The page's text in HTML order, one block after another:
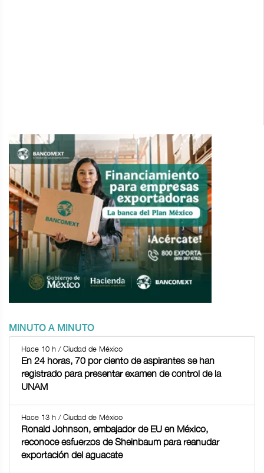
MINUTO A MINUTO
Hace 10 h / Ciudad de México
En 24 horas, 70 por ciento de aspirantes se han
registrado para presentar examen de control de la
UNAM
Hace 13 h / Ciudad de México
Ronald Johnson, embajador de EU en México,
reconoce esfuerzos de Sheinbaum para reanudar
exportación del aguacate